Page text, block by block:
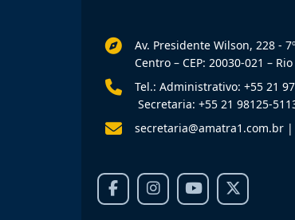
Av. Presidente Wilson, 228 -
Centro – CEP: 20030-021 –
Tel.: Administrativo: +55 21
Secretaria: +55 21 98125-
secretaria@amatra1.com.br |